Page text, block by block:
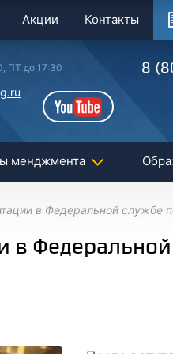
Акции Контакты
ПТ до 17:30
YouTube
8
менджмента
в Федеральной службе
в